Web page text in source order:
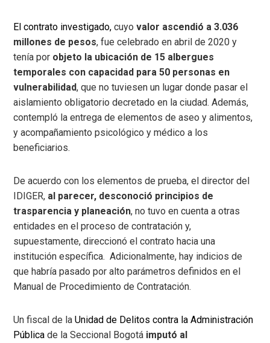
El contrato investigado, cuyovalor ascendió a 3.036
millones de pesos, fue celebrado en abril de 2020 y
tenía por objeto la ubicación de 15 albergues
temporales con capacidad para 50 personas en
vulnerabilidad, que no tuviesen un lugar donde pasar el
aislamiento obligatorio decretado en la ciudad. Además,
contempló la entrega de elementos de aseo y alimentos,
y acompañamiento psicológico y médico a los
beneficiarios.
De acuerdo con los elementos de prueba, el director del
IDIGER, al parecer, desconoció principios de
trasparencia y planeación, no tuvo en cuenta a otras
entidades en el proceso de contratación y,
supuestamente, direccionó el contrato hacia una
institución específica. Adicionalmente, hay indicios de
que habría pasado por alto parámetros definidos en el
Manual de Procedimiento de Contratación.
Un fiscal de laUnidad de Delitos contra la Administración
Pública de la Seccional Bogotá imputó al